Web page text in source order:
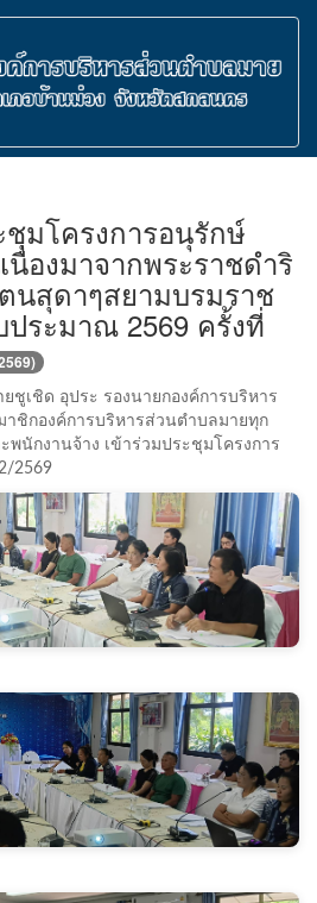
มโครงการอนุรักษ์
องมาจากพระราชดำริ
นสุดาๆสยามบรมราช
ประมาณ 2569 ครั้งที่
ชูเชิด อุประ รองนายกองค์การบริหาร
ชิกองค์การบริหารส่วนตำบลมายทุก
นักงานจ้าง เข้าร่วมประชุมโครงการ
2569